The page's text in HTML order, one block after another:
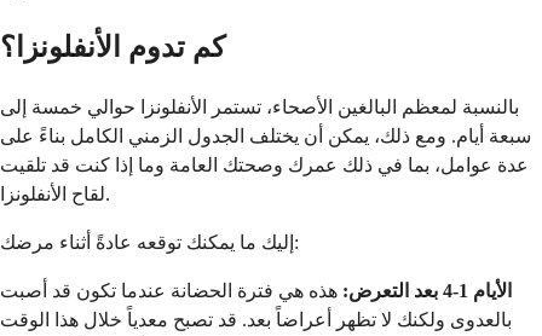
كم تدوم الأنفلونزا؟
بالنسبة لمعظم البالغين الأصحاء، تستمر الأنفلونزا حوالي خمسة إلى
سبعة أيام. ومع ذلك، يمكن أن يختلف الجدول الزمني الكامل بناءً على
عدة عوامل، بما في ذلك عمرك وصحتك العامة وما إذا كنت قد تلقيت
لقاح الأنفلونزا.
إليك ما يمكنك توقعه عادةً أثناء مرضك:
الأيام 1-4 بعد التعرض:
هذه هي فترة الحضانة عندما تكون قد أصبت
بالعدوى ولكنك لا تظهر أعراضاً بعد. قد تصبح معدياً خلال هذا الوقت